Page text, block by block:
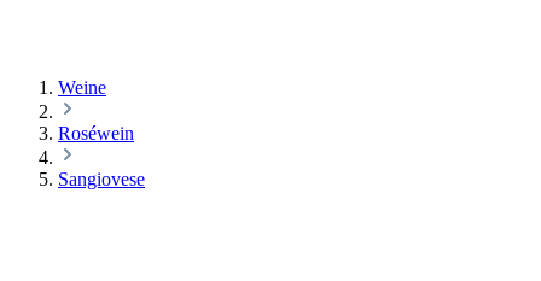
Weine
Roséwein
Sangiovese